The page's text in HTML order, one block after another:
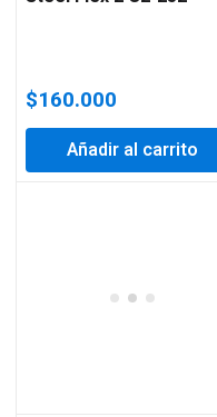
$160.000
Añadir al carrito